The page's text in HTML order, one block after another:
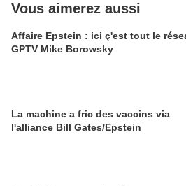
Vous aimerez aussi
Affaire Epstein : ici ç'est tout le
GPTV Mike Borowsky
La machine a fric des vaccins via
l'alliance Bill Gates/Epstein